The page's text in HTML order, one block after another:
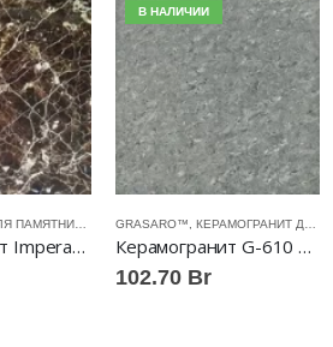
Керамогранит Imperador полированный 60×60 Китай
В НАЛИЧИИ
GRASARO™ КЕРАМОГРАНИТ ДЛЯ ПАМЯТНИКОВ
Керамогранит G-610 PR cерый полированный 60*60 Grasaro™
102.70 Br